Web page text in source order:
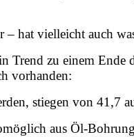
hat vielleicht auch
Trend zu einem Ende
vorhanden:
stiegen von
aus Öl-